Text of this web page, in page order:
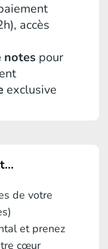
accès
notes pour
exclusive
de votre
et prenez
cœur